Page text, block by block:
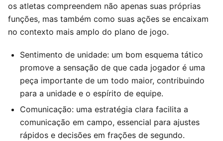
os atletas compreendem não apenas suas próprias
funções, mas também como suas ações se encaixam
no contexto mais amplo do plano de jogo.
Sentimento de unidade: um bom esquema tático
promove a sensação de que cada jogador é uma
peça importante de um todo maior, contribuindo
para a unidade e o espírito de equipe.
Comunicação: uma estratégia clara facilita a
comunicação em campo, essencial para ajustes
rápidos e decisões em frações de segundo.